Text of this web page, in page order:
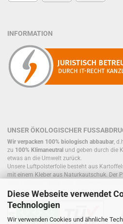
Diese Webseite verwendet
Technologien
Wir verwenden Cookies und ähnliche
INFORMATION
UNSER ÖKOLOGISCHER
Wir verpacken 100% biologisch abbaubar ,
zu 100% Klimaneutral und geben durch die
etwas an die Umwelt zurück.
Unsere Luftpolsterfolie besteht aus
mit einem Kleber aus Naturkautschuk. Der
Füllmaterial, bereits im Kreislauf befinden.